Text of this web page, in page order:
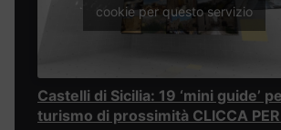
cookie per questo servizio
Castelli di Sicilia: 19 ‘mini guide’
turismo di prossimità CLICCA PER